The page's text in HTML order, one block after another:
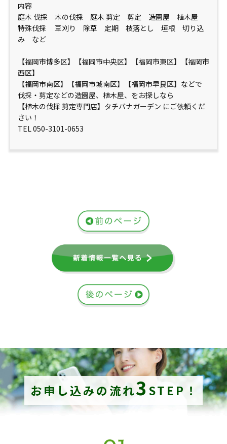
内容
庭木 伐採 木の伐採 庭木 剪定 剪定 造園屋 植木屋
特殊伐採 草刈り 除草 定期 枝落とし 垣根 切り込
み など
【福岡市博多区】【福岡市中央区】【福岡市東区】【福岡市
西区】
【福岡市南区】【福岡市城南区】【福岡市早良区】などで
伐採・剪定などの造園屋、植木屋、をお探しなら
【植木の伐採 剪定専門店】タチバナガーデン にご依頼くだ
さい！
TEL 050-3101-0653
お申し込みの流れ3 STEP！